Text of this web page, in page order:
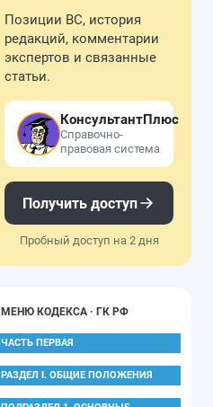
Позиции ВС, история
редакций, комментарии
экспертов и связанные
статьи.
КонсультантПлюс
Справочно-
правовая система
Получить доступ
Пробный доступ на 2 дня
МЕНЮ КОДЕКСА · ГК РФ
ЧАСТЬ ПЕРВАЯ
РАЗДЕЛ I. ОБЩИЕ ПОЛОЖЕНИЯ